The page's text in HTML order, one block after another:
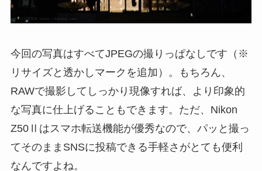
今回の写真はすべてJPEGの撮りっぱなしです（※
リサイズと透かしマークを追加）。もちろん、
RAWで撮影してしっかり現像すれば、より印象的
な写真に仕上げることもできます。ただ、Nikon
Z50Ⅱはスマホ転送機能が優秀なので、パッと撮っ
てそのままSNSに投稿できる手軽さがとても便利
なんですよね。